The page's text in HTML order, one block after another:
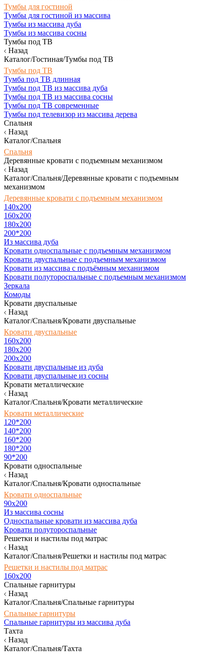
Тумбы для гостиной
Тумбы для гостиной из массива
Тумбы из массива дуба
Тумбы из массива сосны
Тумбы под ТВ
Назад
Каталог/Гостиная/Тумбы под ТВ
Тумбы под ТВ
Тумба под ТВ длинная
Тумбы под ТВ из массива дуба
Тумбы под ТВ из массива сосны
Тумбы под ТВ современные
Тумбы под телевизор из массива дерева
Спальня
Назад
Каталог/Спальня
Спальня
Деревянные кровати с подъемным механизмом
Назад
Каталог/Спальня/Деревянные кровати с подъемным
механизмом
Деревянные кровати с подъемным механизмом
140x200
160х200
180х200
200*200
Из массива дуба
Кровати односпальные с подъемным механизмом
Кровати двуспальные с подъемным механизмом
Кровати из массива с подъёмным механизмом
Кровати полутороспальные с подъемным механизмом
Зеркала
Комоды
Кровати двуспальные
Назад
Каталог/Спальня/Кровати двуспальные
Кровати двуспальные
160х200
180x200
200x200
Кровати двуспальные из дуба
Кровати двуспальные из сосны
Кровати металлические
Назад
Каталог/Спальня/Кровати металлические
Кровати металлические
120*200
140*200
160*200
180*200
90*200
Кровати односпальные
Назад
Каталог/Спальня/Кровати односпальные
Кровати односпальные
90х200
Из массива сосны
Односпальные кровати из массива дуба
Кровати полутороспальные
Решетки и настилы под матрас
Назад
Каталог/Спальня/Решетки и настилы под матрас
Решетки и настилы под матрас
160х200
Спальные гарнитуры
Назад
Каталог/Спальня/Спальные гарнитуры
Спальные гарнитуры
Спальные гарнитуры из массива дуба
Тахта
Назад
Каталог/Спальня/Тахта